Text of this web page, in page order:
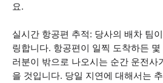
요.
실시간 항공편 추적: 당사의 배차 팀
링합니다. 항공편이 일찍 도착하든
러분이 밖으로 나오시는 순간 운전사
을 것입니다. 당일 지연에 대해서는